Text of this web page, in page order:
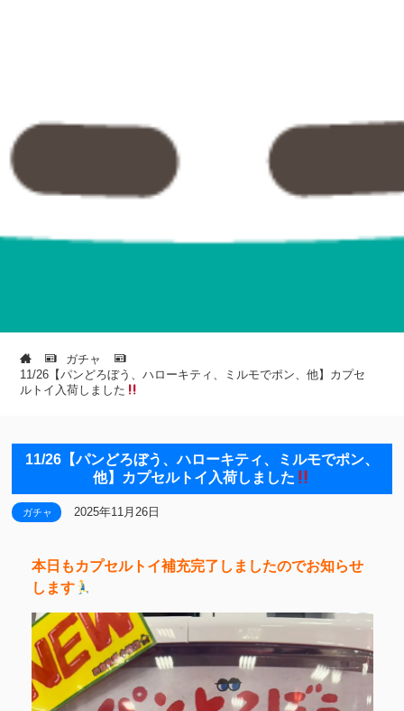
ガチャ
11/26【パンどろぼう、ハローキティ、ミルモでポン、他】カプセ
ルトイ入荷しました
11/26【パンどろぼう、ハローキティ、ミルモでポン、
他】カプセルトイ入荷しました
ガチャ 2025年11月26日
本日もカプセルトイ補充完了しましたのでお知らせ
します